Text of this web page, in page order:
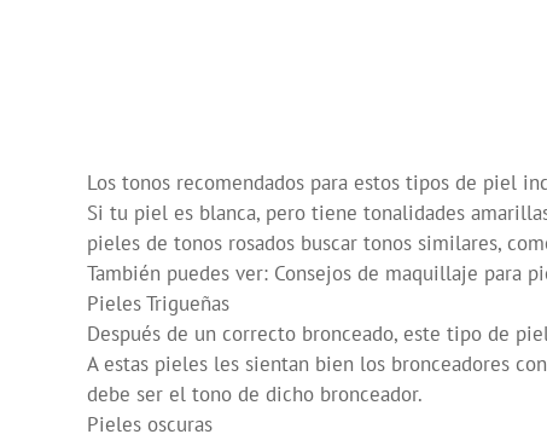
Los tonos recomendados para estos tipos de piel
Si tu piel es blanca, pero tiene tonalidades
pieles de tonos rosados buscar tonos similares,
También puedes ver: Consejos de maquillaje para
Pieles Trigueñas
Después de un correcto bronceado, este tipo de
A estas pieles les sientan bien los bronceadores
debe ser el tono de dicho bronceador.
Pieles oscuras